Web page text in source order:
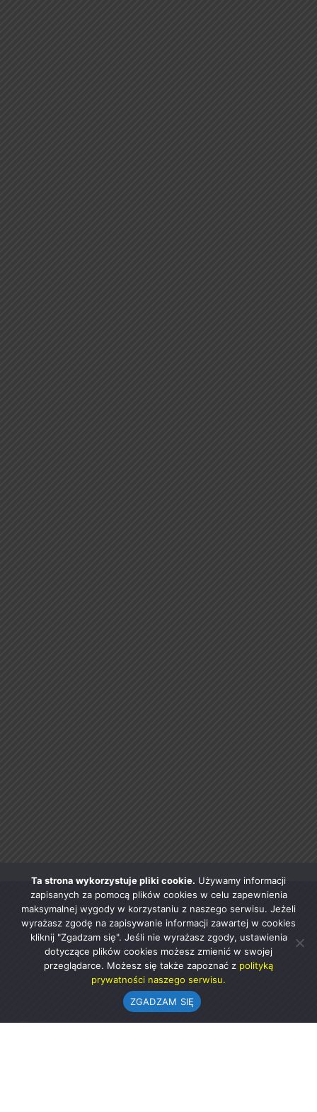
Ta strona wykorzystuje pliki cookie. Używamy informacji
zapisanych za pomocą plików cookies w celu zapewnienia
maksymalnej wygody w korzystaniu z naszego serwisu. Jeżeli
wyrażasz zgodę na zapisywanie informacji zawartej w cookies
kliknij "Zgadzam się". Jeśli nie wyrażasz zgody, ustawienia
dotyczące plików cookies możesz zmienić w swojej
przeglądarce. Możesz się także zapoznać z polityką
prywatności naszego serwisu.
ZGADZAM SIĘ